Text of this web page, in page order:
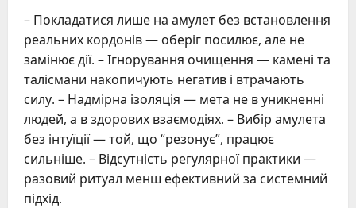
– Покладатися лише на амулет без встановлення
реальних кордонів — оберіг посилює, але не
замінює дії. – Ігнорування очищення — камені та
талісмани накопичують негатив і втрачають
силу. – Надмірна ізоляція — мета не в уникненні
людей, а в здорових взаємодіях. – Вибір амулета
без інтуїції — той, що “резонує”, працює
сильніше. – Відсутність регулярної практики —
разовий ритуал менш ефективний за системний
підхід.